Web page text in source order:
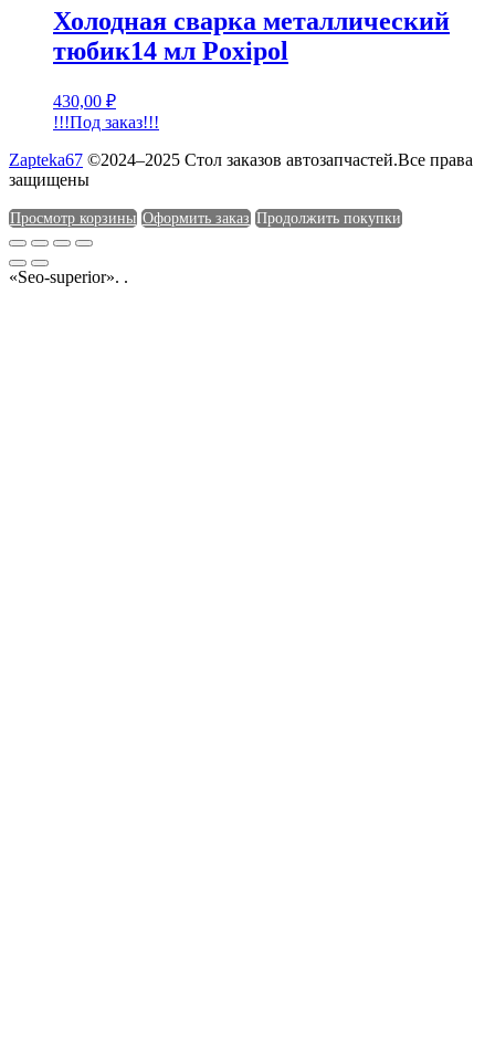
Холодная сварка металлический
тюбик14 мл Poxipol
430,00 ₽
!!!Под заказ!!!
Zapteka67 ©2024–2025 Стол заказов автозапчастей.Все права
защищены
Просмотр корзины Оформить заказ Продолжить покупки
«Seo-superior». .